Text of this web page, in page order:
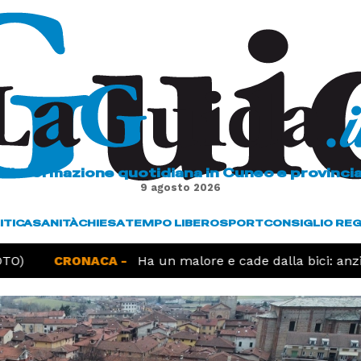
L'informazione quotidiana in Cuneo e
9 agosto 2026
SANITÀCHIESATEMPO LIBEROSPORTCONSIGLIO
CRONACA - Ha un malore e cade dalla bici: